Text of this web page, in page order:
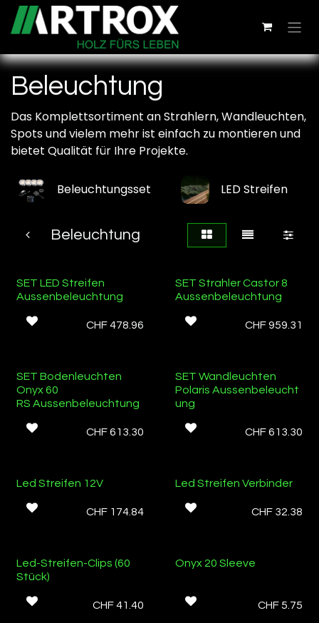
Zum Inhalt springen
Beleuchtung
Das Komplettsortiment an Strahlern, Wandleuchten,
Spots und vielem mehr ist einfach zu montieren und
bietet Qualität für Ihre Projekte.
Beleuchtungsset LED Streifen
Beleuchtung
Ab Lager
SET LED Streifen
Aussenbeleuchtung
CHF478.96
Ab Lager
SET Strahler Castor 8
Aussenbeleuchtung
CHF959.31
Ab Lager
SET Bodenleuchten
Onyx 60
RS Aussenbeleuchtung
CHF613.30
Ab Lager
SET Wandleuchten
Polaris Aussenbeleucht
ung
CHF613.30
Ab Lager
Led Streifen 12V
CHF 174.84 Ab Lager
Led Streifen Verbinder
CHF 32.38
Ab Lager
Led-Streifen-Clips (60
Stück)
CHF41.40
Onyx 20 Sleeve
CHF5.75